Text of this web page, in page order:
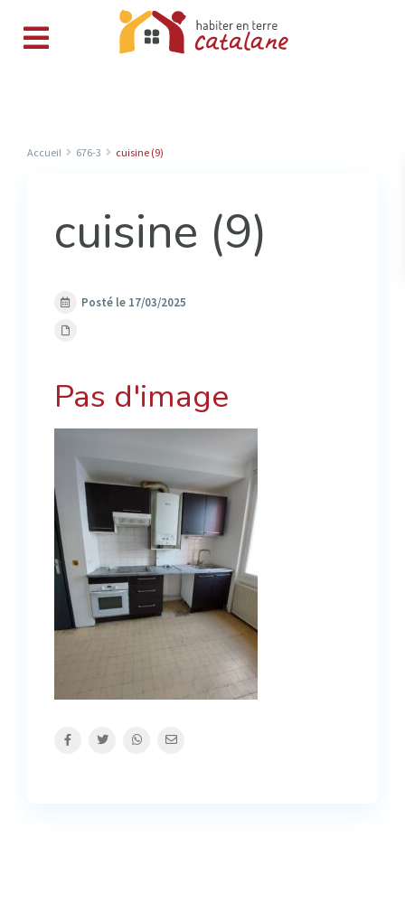
Accueil 676-3 cuisine (9)
cuisine (9)
Posté le 17/03/2025
Pas d'image